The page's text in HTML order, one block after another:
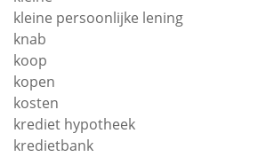
kleine persoonlijke lening
knab
koop
kopen
kosten
krediet hypotheek
kredietbank